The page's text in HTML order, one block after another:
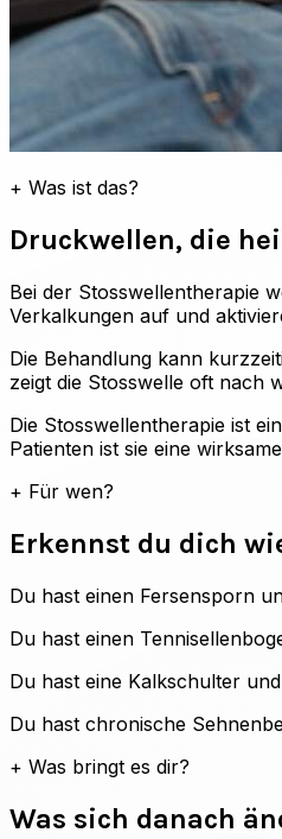
+ Was ist das?
Druckwellen, die
Bei der Stosswellentherapie
Verkalkungen auf und
Die Behandlung kann
zeigt die Stosswelle oft nach
Die Stosswellentherapie ist
Patienten ist sie eine
+ Für wen?
Erkennst du dich
Du hast einen Fersensporn
Du hast einen
Du hast eine Kalkschulter
Du hast chronische
+ Was bringt es dir?
Was sich danach